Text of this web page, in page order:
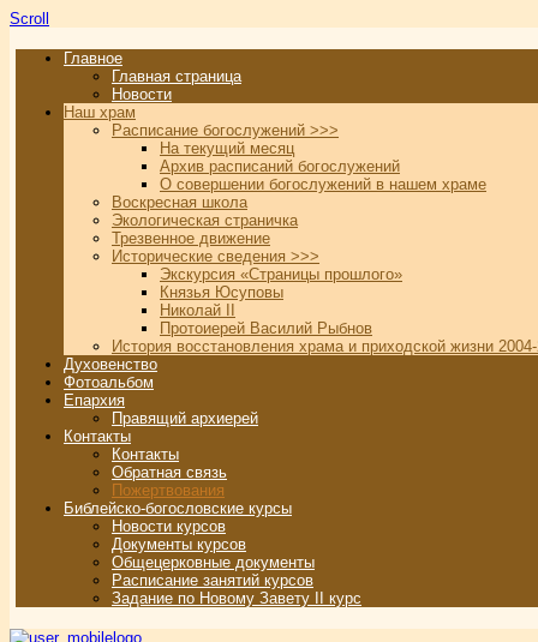
Scroll
Главное
Главная страница
Новости
Наш храм
Расписание богослужений >>>
На текущий месяц
Архив расписаний богослужений
О совершении богослужений в нашем храме
Воскресная школа
Экологическая страничка
Трезвенное движение
Исторические сведения >>>
Экскурсия «Страницы прошлого»
Князья Юсуповы
Николай II
Протоиерей Василий Рыбнов
История восстановления храма и приходской жизни
Духовенство
Фотоальбом
Епархия
Правящий архиерей
Контакты
Контакты
Обратная связь
Пожертвования
Библейско-богословские курсы
Новости курсов
Документы курсов
Общецерковные документы
Расписание занятий курсов
Задание по Новому Завету II курс